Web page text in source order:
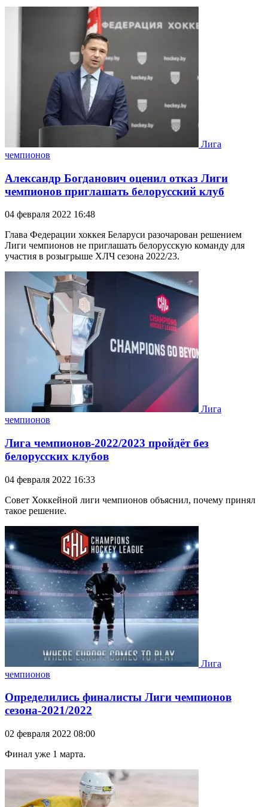
Лига
чемпионов
Александр Богданович оценил отказ Лиги
чемпионов приглашать белорусский клуб
04 февраля 2022 16:48
Глава Федерации хоккея Беларуси разочарован решением
Лиги чемпионов не приглашать белорусскую команду для
участия в розыгрыше ХЛЧ сезона 2022/23.
Лига
чемпионов
Лига чемпионов-2022/2023 пройдёт без
белорусских клубов
04 февраля 2022 16:33
Совет Хоккейной лиги чемпионов объяснил, почему принял
такое решение.
Лига
чемпионов
Определились финалисты Лиги чемпионов
сезона-2021/2022
02 февраля 2022 08:00
Финал уже 1 марта.